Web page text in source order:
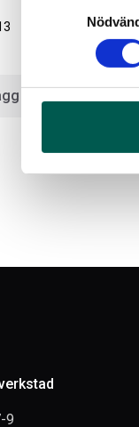
i varukorg
9